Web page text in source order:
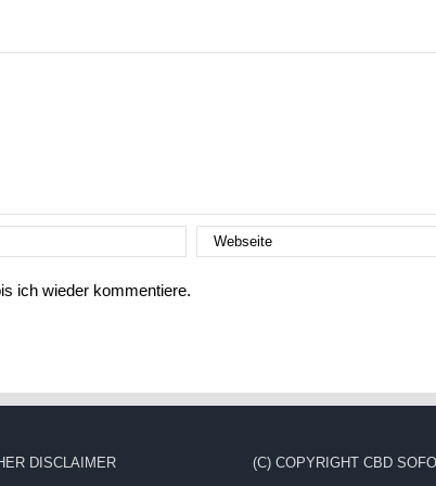
ich wieder kommentiere.
DISCLAIMER (C) COPYRIGHT CBD